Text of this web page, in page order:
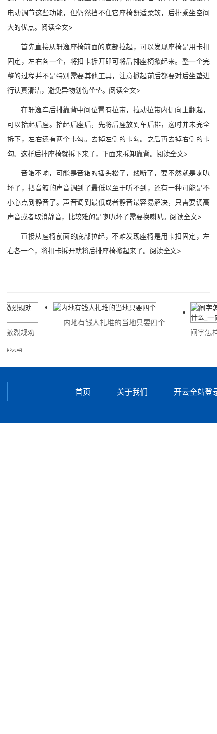
电动调节这些功能，但仍然挡不住它座椅舒适柔软，后排乘坐空间
大的优点。阅读全文>
首先直接从轩逸座椅前面的底部拉起，可以发现座椅是用卡扣
固定，左右各一个，将扣卡拆开即可将后排座椅掀起来。整一个完
整的过程并不是特别需要其他工具，注意掀起前后都要对后坐垫进
行认真清洁，避免异物划伤坐垫。阅读全文>
在轩逸车后排靠背中间位置有拉带，拉动拉带内侧向上翻起，
可以抬起后座。抬起后座后，先将后座放到车后排，这时并未完全
拆下，左右还有两个卡勾。去掉左侧的卡勾。之后再去掉右侧的卡
勾。这样后排座椅就拆下来了，下面来拆卸靠背。阅读全文>
音箱不响，可能是音箱的插头松了，线断了，要不然就是喇叭
坏了，把音箱的声音调到了最低以至于听不到，还有一种可能是不
小心点到静音了。声音调到最低或者静音最容易解决，只需要调高
声音或者取消静音，比较难的是喇叭坏了需要换喇叭。阅读全文>
直接从座椅前面的底部拉起，不难发现座椅是用卡扣固定，左
右各一个，将扣卡拆开就将后排座椅掀起来了。阅读全文>
烈规劝
乱
内地有钱人扎堆的当地只要四个
闸字怎样
首页 关于我们 开云全站登